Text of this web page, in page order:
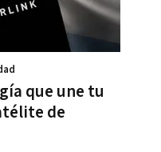
que une tu
de